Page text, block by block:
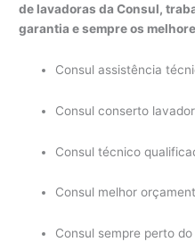
de lavadoras da Consul,
garantia e sempre os
Consul assistência
Consul conserto
Consul técnico
Consul melhor
Consul sempre perto